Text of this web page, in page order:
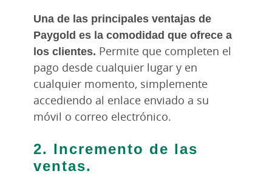
Una de las principales ventajas de
Paygold es la comodidad que ofrece a
los clientes. Permite que completen el
pago desde cualquier lugar y en
cualquier momento, simplemente
accediendo al enlace enviado a su
móvil o correo electrónico.
2. Incremento de las
ventas.